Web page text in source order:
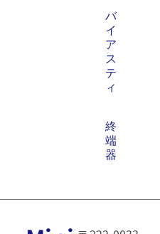
バ
イ
ア
ス
テ
ィ
終
端
器